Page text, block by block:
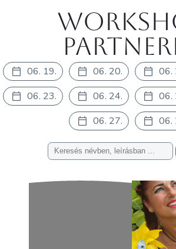
06. 19. 06. 20. 06.
06. 23.
06. 24. 06.
06. 27.
06.